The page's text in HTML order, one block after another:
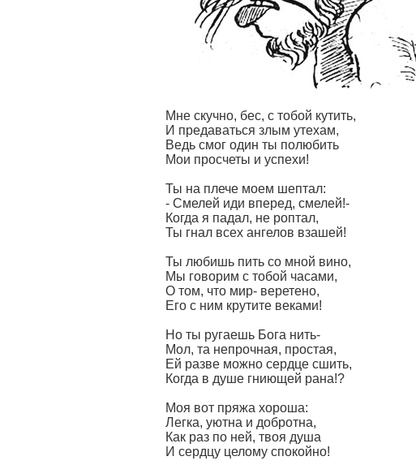
Мне скучно, бес, с тобой кутить,
И предаваться злым утехам,
Ведь смог один ты полюбить
Мои просчеты и успехи!
Ты на плече моем шептал:
- Смелей иди вперед, смелей!-
Когда я падал, не роптал,
Ты гнал всех ангелов взашей!
Ты любишь пить со мной вино,
Мы говорим с тобой часами,
О том, что мир- веретено,
Его с ним крутите веками!
Но ты ругаешь Бога нить-
Мол, та непрочная, простая,
Ей разве можно сердце сшить,
Когда в душе гниющей рана!?
Моя вот пряжа хороша:
Легка, уютна и добротна,
Как раз по ней, твоя душа
И сердцу целому спокойно!